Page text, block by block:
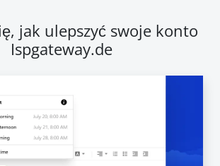
jak ulepszyć swoje konto
Ispgateway.de